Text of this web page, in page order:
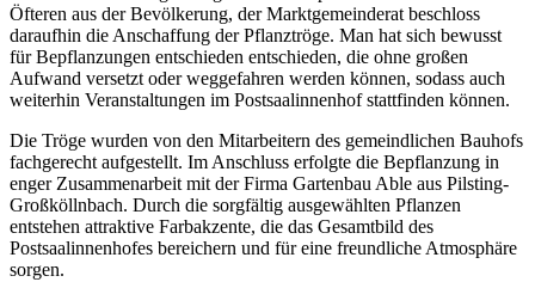
Öfteren aus der Bevölkerung, der Marktgemeinderat beschloss
daraufhin die Anschaffung der Pflanztröge. Man hat sich bewusst
für Bepflanzungen entschieden entschieden, die ohne großen
Aufwand versetzt oder weggefahren werden können, sodass auch
weiterhin Veranstaltungen im Postsaalinnenhof stattfinden können.
Die Tröge wurden von den Mitarbeitern des gemeindlichen Bauhofs
fachgerecht aufgestellt. Im Anschluss erfolgte die Bepflanzung in
enger Zusammenarbeit mit der Firma Gartenbau Able aus Pilsting-
Großköllnbach. Durch die sorgfältig ausgewählten Pflanzen
entstehen attraktive Farbakzente, die das Gesamtbild des
Postsaalinnenhofes bereichern und für eine freundliche Atmosphäre
sorgen.